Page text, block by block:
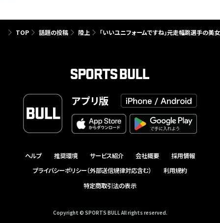
TOP 話題の投稿 陸上 「いいユニフォームですね」元走幅跳選手の
アプリ版
ヘルプ 推奨環境 サービス紹介 会社概要
採用情報
プライバシーポリシー（外部送信規律対応含む）
利用規約
特定商取引法の表示
Copyright © SPORTS BULL All rights reserved.